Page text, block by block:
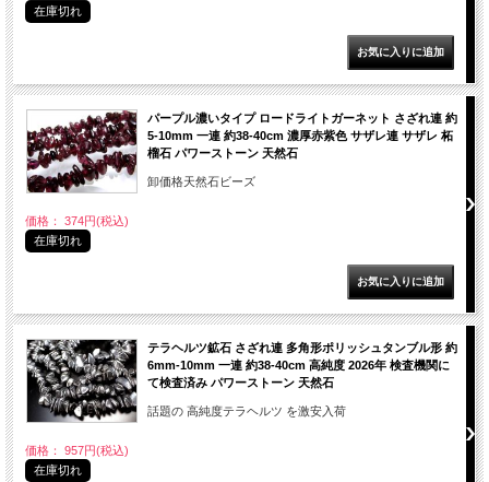
在庫切れ
パープル濃いタイプ ロードライトガーネット さざれ連 約
5-10mm 一連 約38-40cm 濃厚赤紫色 サザレ連 サザレ 柘
榴石 パワーストーン 天然石
卸価格天然石ビーズ
価格： 374円(税込)
在庫切れ
テラヘルツ鉱石 さざれ連 多角形ポリッシュタンブル形 約
6mm-10mm 一連 約38-40cm 高純度 2026年 検査機関に
て検査済み パワーストーン 天然石
話題の 高純度テラヘルツ を激安入荷
価格： 957円(税込)
在庫切れ